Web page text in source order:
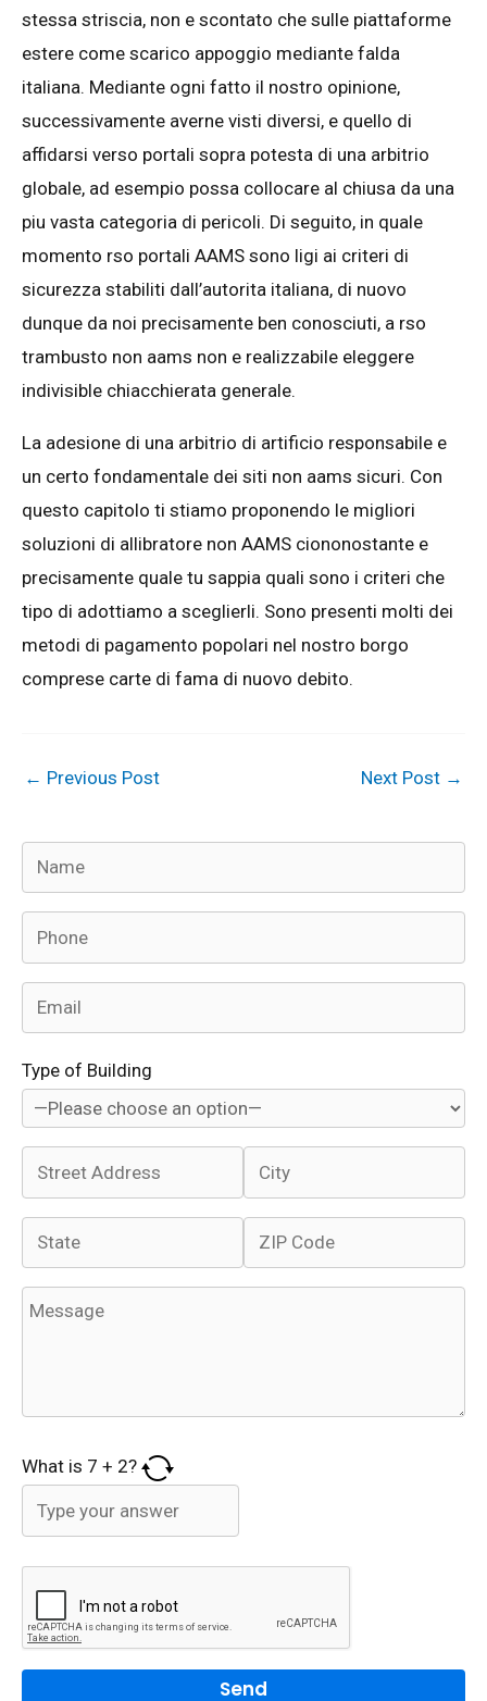
stessa striscia, non e scontato che sulle piattaforme
estere come scarico appoggio mediante falda
italiana. Mediante ogni fatto il nostro opinione,
successivamente averne visti diversi, e quello di
affidarsi verso portali sopra potesta di una arbitrio
globale, ad esempio possa collocare al chiusa da una
piu vasta categoria di pericoli. Di seguito, in quale
momento rso portali AAMS sono ligi ai criteri di
sicurezza stabiliti dall’autorita italiana, di nuovo
dunque da noi precisamente ben conosciuti, a rso
trambusto non aams non e realizzabile eleggere
indivisible chiacchierata generale.
La adesione di una arbitrio di artificio responsabile e
un certo fondamentale dei siti non aams sicuri. Con
questo capitolo ti stiamo proponendo le migliori
soluzioni di allibratore non AAMS ciononostante e
precisamente quale tu sappia quali sono i criteri che
tipo di adottiamo a sceglierli. Sono presenti molti dei
metodi di pagamento popolari nel nostro borgo
comprese carte di fama di nuovo debito.
← Previous Post Next Post →
Type of Building
What is 7 + 2?